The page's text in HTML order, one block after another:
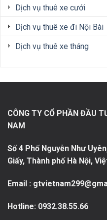
Dịch vụ thuê xe cưới
Dịch vụ thuê xe đi Nội Bài
Dịch vụ thuê xe tháng
CÔNG TY CỔ PHẦN ĐẦU
NAM
Số 4 Phố Nguyễn Như
Giấy, Thành phố Hà Nội,
Email :
Hotline: 0932.38.55.66